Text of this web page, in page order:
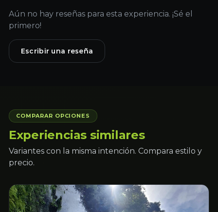
Aún no hay reseñas para esta experiencia. ¡Sé el
primero!
Escribir una reseña
COMPARAR OPCIONES
Experiencias similares
Variantes con la misma intención. Compara estilo y
precio.